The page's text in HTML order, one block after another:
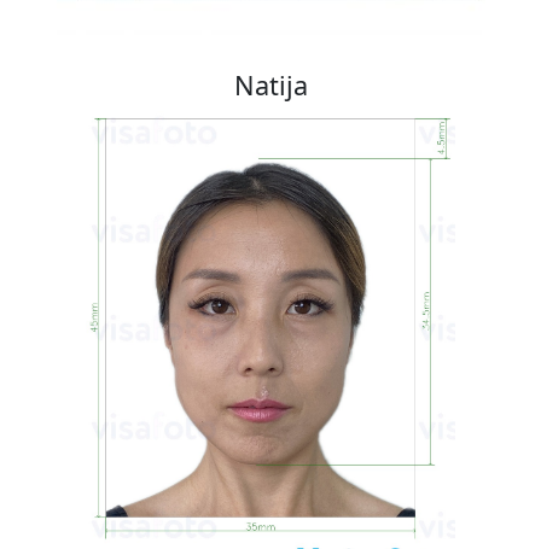
Natija